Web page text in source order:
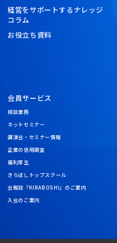
経営をサポートするナレッジ
コラム
お役立ち資料
会員サービス
相談業務
ネットセミナー
講演会・セミナー情報
企業の信用調査
福利厚生
きらぼしトップスクール
会報誌『KIRABOSHI』のご案内
入会のご案内